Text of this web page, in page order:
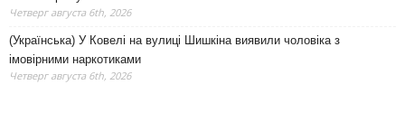
Четверг августа 6th, 2026
(Українська) У Ковелі на вулиці Шишкіна виявили чоловіка з
імовірними наркотиками
Четверг августа 6th, 2026